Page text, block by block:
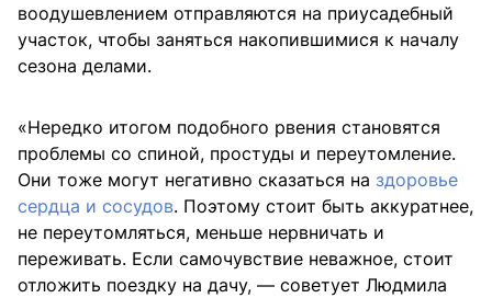
воодушевлением отправляются на приусадебный
участок, чтобы заняться накопившимися к началу
сезона делами.
«Нередко итогом подобного рвения становятся
проблемы со спиной, простуды и переутомление.
Они тоже могут негативно сказаться на здоровье
сердца и сосудов. Поэтому стоит быть аккуратнее,
не переутомляться, меньше нервничать и
переживать. Если самочувствие неважное, стоит
отложить поездку на дачу, — советует Людмила